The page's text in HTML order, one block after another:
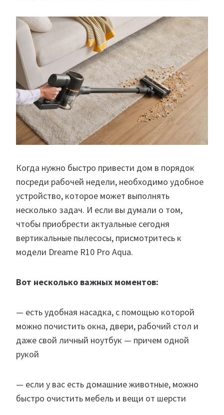
Когда нужно быстро привести дом в порядок
посреди рабочей недели, необходимо удобное
устройство, которое может выполнять
несколько задач. И если вы думали о том,
чтобы приобрести актуальные сегодня
вертикальные пылесосы, присмотритесь к
модели Dreame R10 Pro Aqua.
Вот несколько важных моментов:
— есть удобная насадка, с помощью которой
можно почистить окна, двери, рабочий стол и
даже свой личный ноутбук — причем одной
рукой
— если у вас есть домашние животные, можно
быстро очистить мебель и вещи от шерсти